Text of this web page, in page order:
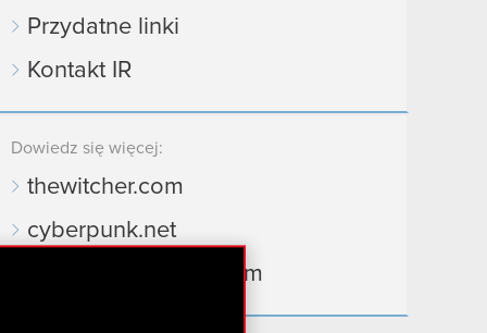
Przydatne linki
Kontakt IR
Dowiedz się więcej:
thewitcher.com
cyberpunk.net
gear.cdprojektred.com